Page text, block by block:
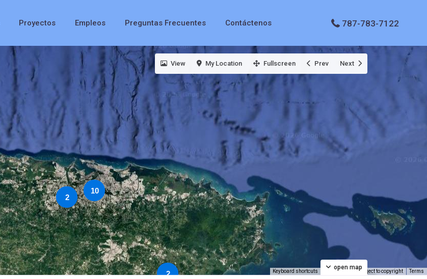
Proyectos Empleos Preguntas Frecuentes Contáctenos 787-783-7122
10
2
2
Keyboard shortcuts Image may be subject to copyright Terms
open map
View My Location Fullscreen Prev Next